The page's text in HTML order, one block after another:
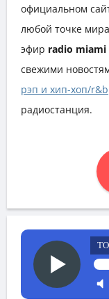
официальном
любой точке
эфир radio miami
свежими
рэп и хип-хоп/r&b
радиостанция.